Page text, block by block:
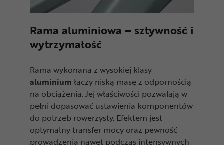
Rama aluminiowa – sztywność i
wytrzymałość
Rama wykonana z wysokiej klasy
aluminium łączy niską masę z odpornością
na obciążenia. Jej właściwości pozwalają w
pełni dopasować ustawienia komponentów
do potrzeb rowerzysty. Efektem jest
optymalny transfer mocy oraz pewność
prowadzenia nawet podczas intensywnych